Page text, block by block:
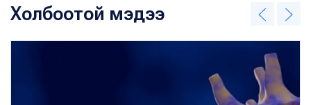
Холбоотой мэдээ